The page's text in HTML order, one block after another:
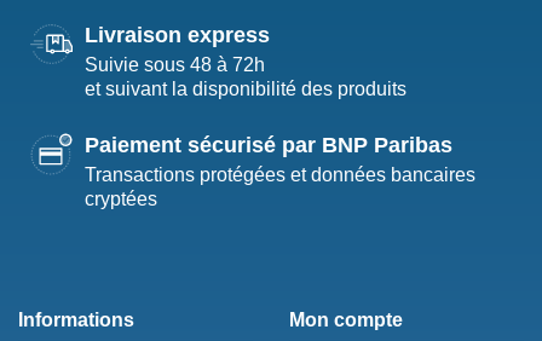
Livraison express
Suivie sous 48 à 72h
et suivant la disponibilité des produits
Paiement sécurisé par BNP Paribas
Transactions protégées et données bancaires
cryptées
Informations Mon compte